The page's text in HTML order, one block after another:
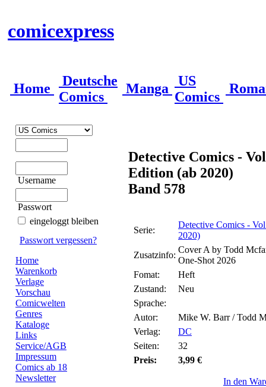
comicexpress
Home
Deutsche
Comics
Manga
US
Comics
Username
Passwort
eingeloggt bleiben
Passwort vergessen?
Home
Warenkorb
Verlage
Vorschau
Comicwelten
Genres
Kataloge
Links
Service/AGB
Impressum
Comics ab 18
Newsletter
Detective Comics -
Edition (ab 2020)
Band 578
Serie:
Detective Comics -
2020)
Zusatzinfo:
Cover A by Todd
One-Shot 2026
Fomat:
Heft
Zustand:
Neu
Sprache:
Autor:
Mike W. Barr / Todd
Verlag:
DC
Seiten:
32
Preis:
3,99 €
In den